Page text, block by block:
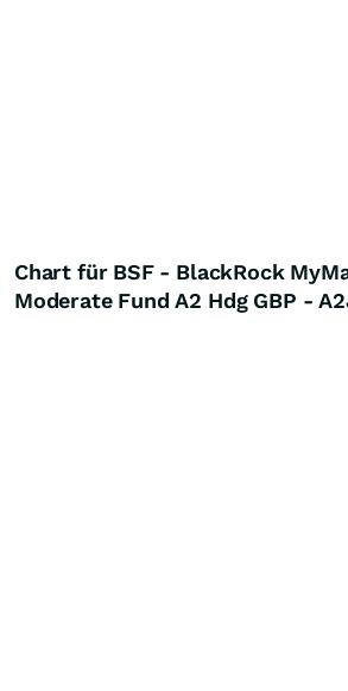
Chart für BSF - BlackRock
Moderate Fund A2 Hdg GBP -